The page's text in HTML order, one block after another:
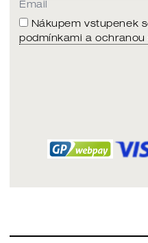
Email
Nákupem vstupenek
podmínkami a